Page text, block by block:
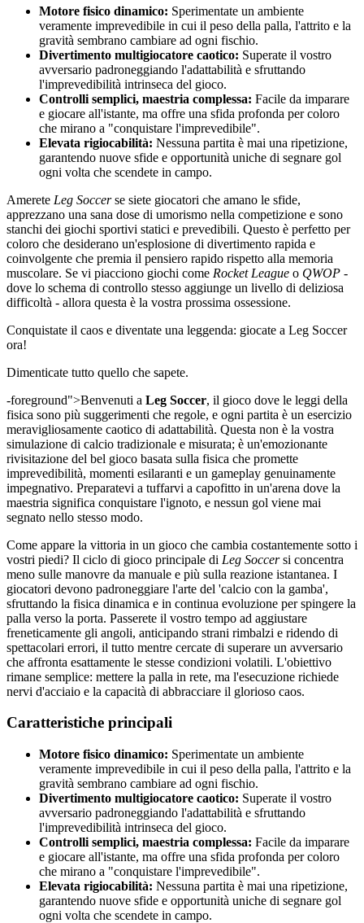
Motore fisico dinamico: Sperimentate un ambiente
veramente imprevedibile in cui il peso della palla, l'attrito e la
gravità sembrano cambiare ad ogni fischio.
Divertimento multigiocatore caotico: Superate il vostro
avversario padroneggiando l'adattabilità e sfruttando
l'imprevedibilità intrinseca del gioco.
Controlli semplici, maestria complessa: Facile da imparare
e giocare all'istante, ma offre una sfida profonda per coloro
che mirano a "conquistare l'imprevedibile".
Elevata rigiocabilità: Nessuna partita è mai una ripetizione,
garantendo nuove sfide e opportunità uniche di segnare gol
ogni volta che scendete in campo.
Amerete Leg Soccerse siete giocatori che amano le sfide,
apprezzano una sana dose di umorismo nella competizione e sono
stanchi dei giochi sportivi statici e prevedibili. Questo è perfetto per
coloro che desiderano un'esplosione di divertimento rapida e
coinvolgente che premia il pensiero rapido rispetto alla memoria
muscolare. Se vi piacciono giochi come Rocket League o QWOP -
dove lo schema di controllo stesso aggiunge un livello di deliziosa
difficoltà - allora questa è la vostra prossima ossessione.
Conquistate il caos e diventate una leggenda: giocate a Leg Soccer
ora!
Dimenticate tutto quello che sapete.
-foreground">Benvenuti a Leg Soccer, il gioco dove le leggi della
fisica sono più suggerimenti che regole, e ogni partita è un esercizio
meravigliosamente caotico di adattabilità. Questa non è la vostra
simulazione di calcio tradizionale e misurata; è un'emozionante
rivisitazione del bel gioco basata sulla fisica che promette
imprevedibilità, momenti esilaranti e un gameplay genuinamente
impegnativo. Preparatevi a tuffarvi a capofitto in un'arena dove la
maestria significa conquistare l'ignoto, e nessun gol viene mai
segnato nello stesso modo.
Come appare la vittoria in un gioco che cambia costantemente sotto i
vostri piedi? Il ciclo di gioco principale di Leg Soccersi concentra
meno sulle manovre da manuale e più sulla reazione istantanea. I
giocatori devono padroneggiare l'arte del 'calcio con la gamba',
sfruttando la fisica dinamica e in continua evoluzione per spingere la
palla verso la porta. Passerete il vostro tempo ad aggiustare
freneticamente gli angoli, anticipando strani rimbalzi e ridendo di
spettacolari errori, il tutto mentre cercate di superare un avversario
che affronta esattamente le stesse condizioni volatili. L'obiettivo
rimane semplice: mettere la palla in rete, ma l'esecuzione richiede
nervi d'acciaio e la capacità di abbracciare il glorioso caos.
Caratteristiche principali
Motore fisico dinamico: Sperimentate un ambiente
veramente imprevedibile in cui il peso della palla, l'attrito e la
gravità sembrano cambiare ad ogni fischio.
Divertimento multigiocatore caotico: Superate il vostro
avversario padroneggiando l'adattabilità e sfruttando
l'imprevedibilità intrinseca del gioco.
Controlli semplici, maestria complessa: Facile da imparare
e giocare all'istante, ma offre una sfida profonda per coloro
che mirano a "conquistare l'imprevedibile".
Elevata rigiocabilità: Nessuna partita è mai una ripetizione,
garantendo nuove sfide e opportunità uniche di segnare gol
ogni volta che scendete in campo.